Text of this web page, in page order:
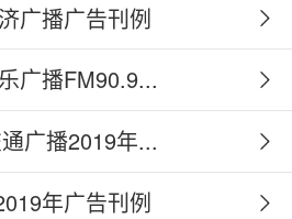
广播广告刊例
广播FM90.9...
广播2019年...
年广告刊例